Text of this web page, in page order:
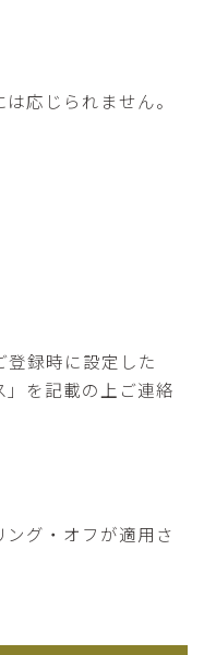
応じられません。
録時に設定した
」を記載の上ご連絡
グ・オフが適用さ